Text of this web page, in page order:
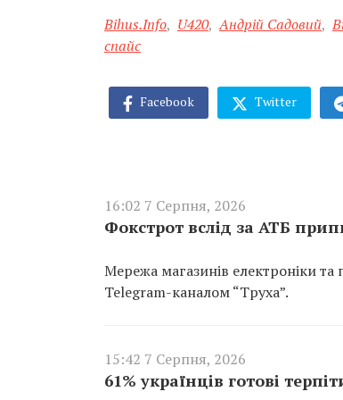
Bihus.Info, U420, Андрій Садовий,
спайс
Facebook Twitter
16:02 7 Серпня, 2026
Фокстрот вслід за АТБ
Мережа магазинів електроніки
Telegram-каналом “Труха”.
15:42 7 Серпня, 2026
61% українців готові